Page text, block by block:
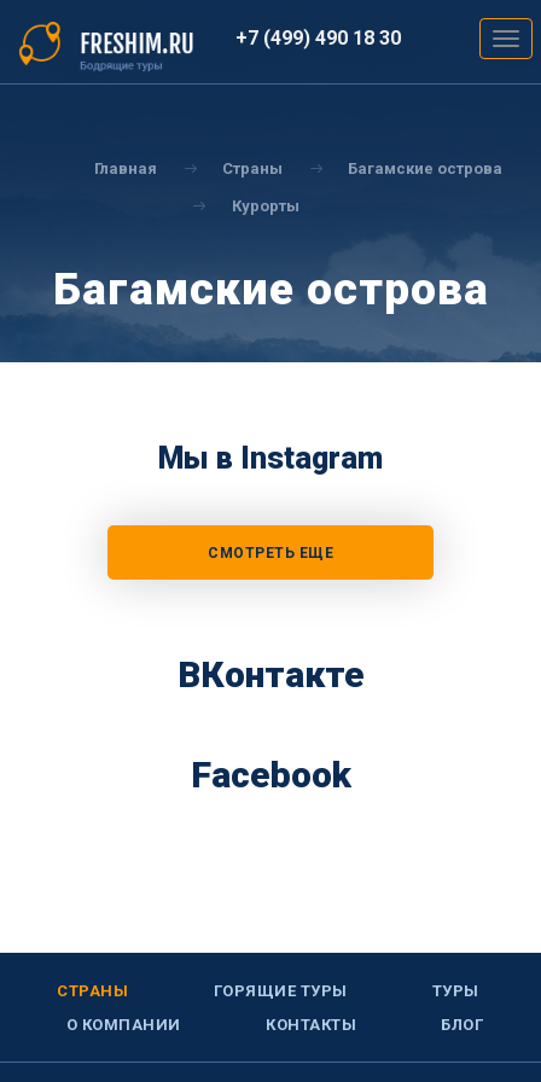
основному
содержанию
+7 (499) 490 18 30
Главная Страны Багамские острова
Курорты
Багамские острова
Мы в Instagram
СМОТРЕТЬ ЕЩЕ
ВКонтакте
Facebook
СТРАНЫ ГОРЯЩИЕ ТУРЫ
ТУРЫ
О КОМПАНИИ
КОНТАКТЫ БЛОГ